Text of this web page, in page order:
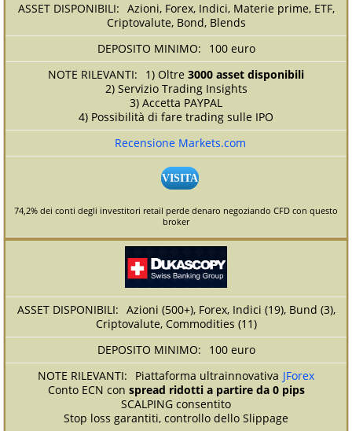
Azioni, Forex, Indici, Materie prime, ETF,
Criptovalute, Bond, Blends
100 euro
1) Oltre 3000 asset disponibili
2) Servizio Trading Insights
3) Accetta PAYPAL
4) Possibilità di fare trading sulle IPO
Recensione Markets.com
VISITA
74,2% dei conti degli investitori retail perde denaro negoziando CFD con questo
broker
Azioni (500+), Forex, Indici (19), Bund (3),
Criptovalute, Commodities (11)
100 euro
Piattaforma ultrainnovativa JForex
Conto ECN con spread ridotti a partire da 0 pips
SCALPING consentito
Stop loss garantiti, controllo dello Slippage